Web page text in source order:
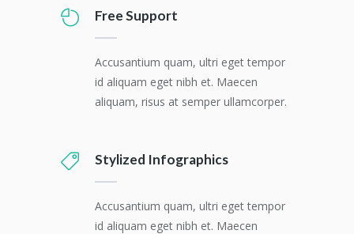
Free Support
Accusantium quam, ultri eget tempor
id aliquam eget nibh et. Maecen
aliquam, risus at semper ullamcorper.
Stylized Infographics
Accusantium quam, ultri eget tempor
id aliquam eget nibh et. Maecen